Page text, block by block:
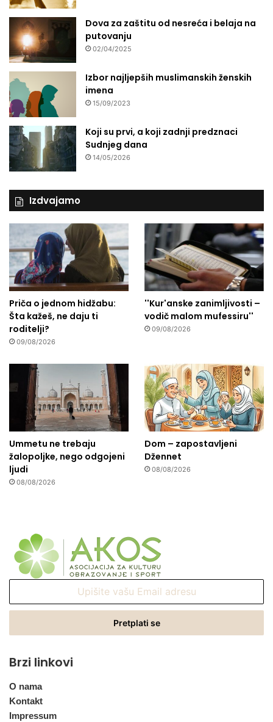
Dova za zaštitu od nesreća i belaja na
putovanju
02/04/2025
Izbor najljepših muslimanskih ženskih
imena
15/09/2023
Koji su prvi, a koji zadnji predznaci
Sudnjeg dana
14/05/2026
Izdvajamo
Priča o jednom hidžabu:
Šta kažeš, ne daju ti
roditelji?
09/08/2026
''Kur'anske zanimljivosti –
vodič malom mufessiru''
09/08/2026
Ummetu ne trebaju
žalopoljke, nego odgojeni
ljudi
08/08/2026
Dom – zapostavljeni
Džennet
08/08/2026
Email
Brzi linkovi
O nama
Kontakt
Impressum